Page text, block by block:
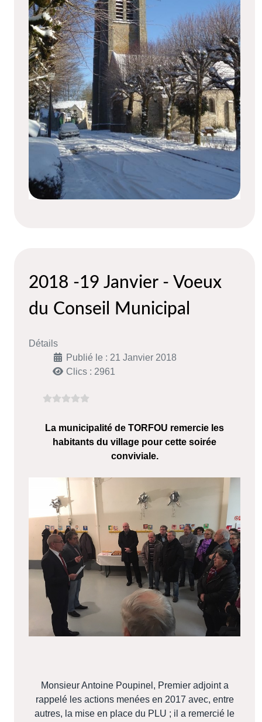
2018 -19 Janvier - Voeux
du Conseil Municipal
Détails
Publié le : 21 Janvier 2018
Clics : 2961
La municipalité de TORFOU remercie les
habitants du village pour cette soirée
conviviale.
Monsieur Antoine Poupinel, Premier adjoint a
rappelé les actions menées en 2017 avec, entre
autres, la mise en place du PLU ; il a remercié le